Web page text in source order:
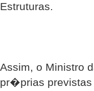
Estruturas.
Assim, o Ministro
pr�prias